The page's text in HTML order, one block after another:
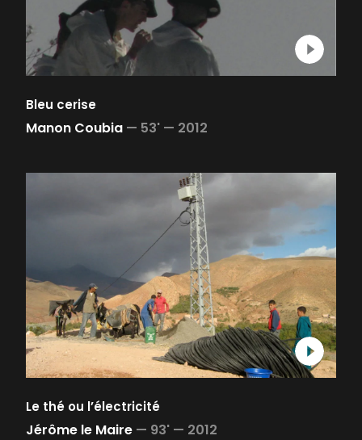
Bleu cerise
Manon Coubia — 53' — 2012
Le thé ou l’électricité
Jérôme le Maire — 93' — 2012